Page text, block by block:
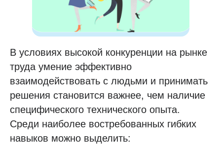
В условиях высокой конкуренции на рынке
труда умение эффективно
взаимодействовать с людьми и принимать
решения становится важнее, чем наличие
специфического технического опыта.
Среди наиболее востребованных гибких
навыков можно выделить: